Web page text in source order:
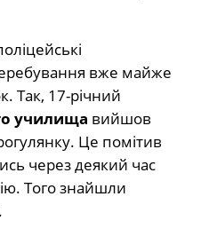
вже майже
Так, 17-річний
училища вийшов
Це помітив
через деякий час
Того знайшли